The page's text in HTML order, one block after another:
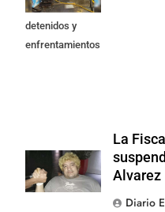
Privada: hubo
detenidos y
enfrentamientos
La
Alvarez
Diario